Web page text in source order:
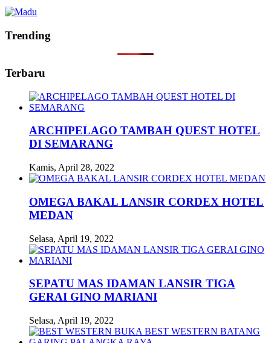
Trending
Terbaru
ARCHIPELAGO TAMBAH QUEST HOTEL
DI SEMARANG
Kamis, April 28, 2022
OMEGA BAKAL LANSIR CORDEX HOTEL
MEDAN
Selasa, April 19, 2022
SEPATU MAS IDAMAN LANSIR TIGA
GERAI GINO MARIANI
Selasa, April 19, 2022